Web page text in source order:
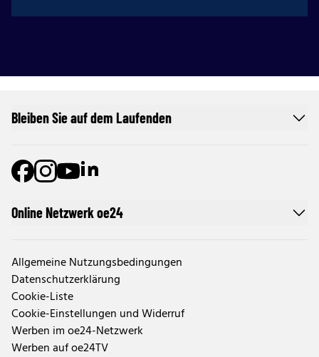
Online Netzwerk oe24
Allgemeine Nutzungsbedingungen
Datenschutzerklärung
Cookie-Liste
Cookie-Einstellungen und Widerruf
Werben im oe24-Netzwerk
Werben auf oe24TV
Bleiben Sie auf dem Laufenden